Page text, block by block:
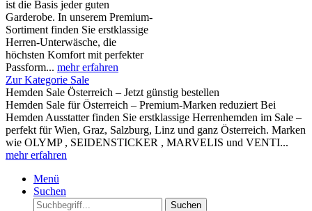
ist die Basis jeder guten
Garderobe. In unserem Premium-
Sortiment finden Sie erstklassige
Herren-Unterwäsche, die
höchsten Komfort mit perfekter
Passform... mehr erfahren
Zur Kategorie Sale
Hemden Sale Österreich – Jetzt günstig bestellen
Hemden Sale für Österreich – Premium-Marken reduziert Bei
Hemden Ausstatter finden Sie erstklassige Herrenhemden im Sale –
perfekt für Wien, Graz, Salzburg, Linz und ganz Österreich. Marken
wie OLYMP , SEIDENSTICKER , MARVELIS und VENTI...
mehr erfahren
Menü
Suchen
Suchen